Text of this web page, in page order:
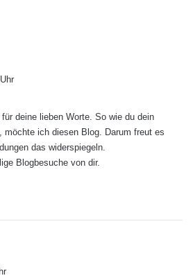
deine lieben Worte. So wie du dein
möchte ich diesen Blog. Darum freut es
das widerspiegeln.
Blogbesuche von dir.